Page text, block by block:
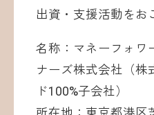
出資・支援活動をお
名称：マネーフォワ
ナーズ株式会社（株
ド100%子会社）